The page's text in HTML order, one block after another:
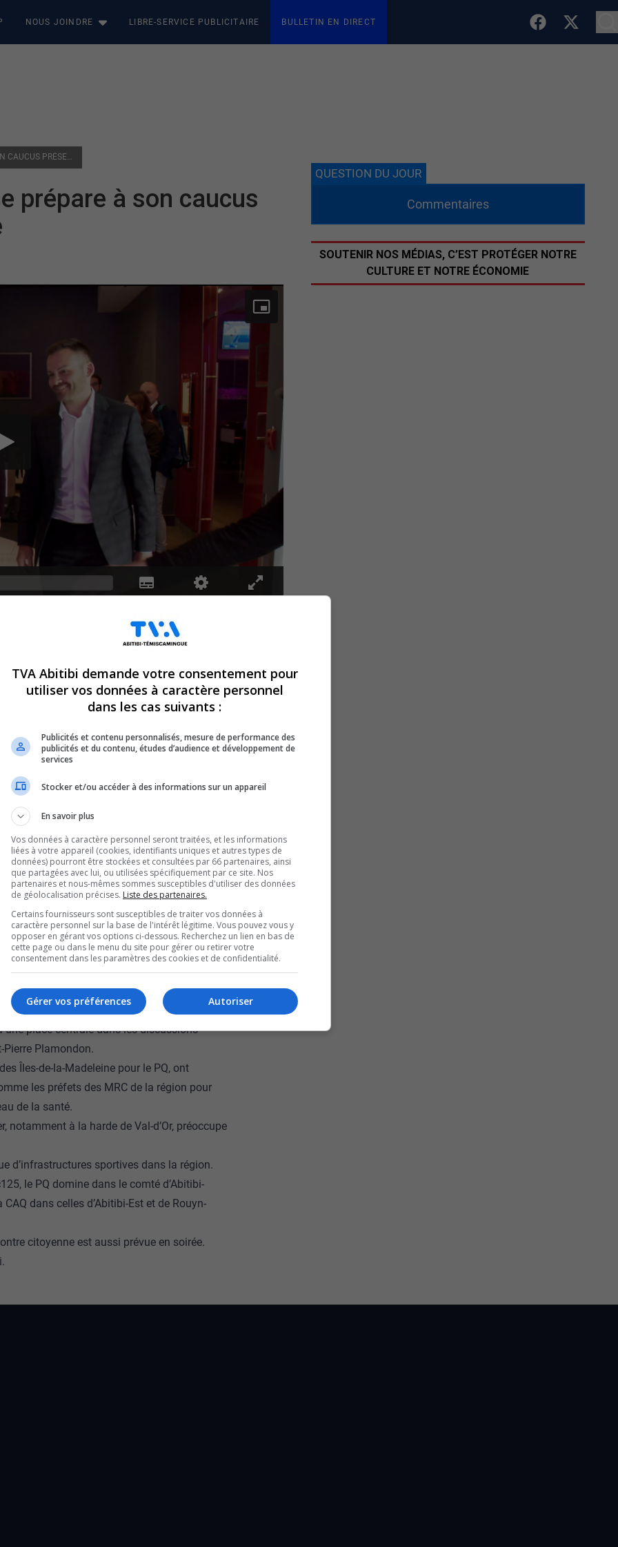
NOUS JOINDRE LIBRE-SERVICE PUBLICITAIRE BULLETIN EN DIRECT
ROUYN-NORANDA : LE PQ SE PRÉPARE À SON CAUCUS PRÉSESSIONNEL D’AUTOMNE
prépare à son caucus
de s’arrêter à Rouyn-
caucus de
session
une place centrale dans les discussions
Plamondon.
Îles-de-la-Madeleine pour le PQ, ont
les préfets des MRC de la région pour
de la santé.
à la harde de Val-d’Or, préoccupe
d’infrastructures sportives dans la région.
le PQ domine dans le comté d’Abitibi-
dans celles d’Abitibi-Est et de Rouyn-
citoyenne est aussi prévue en soirée.
QUESTION DU JOUR
Commentaires
SOUTENIR NOS MÉDIAS, C’EST PROTÉGER NOTRE
CULTURE ET NOTRE ÉCONOMIE
TVA Abitibi demande votre consentement pour
utiliser vos données à caractère personnel
dans les cas suivants :
Publicités et contenu personnalisés, mesure de performance des
publicités et du contenu, études d’audience et développement de
services
Stocker et/ou accéder à des informations sur un appareil
En savoir plus
Vos données à caractère personnel seront traitées, et les informations
liées à votre appareil (cookies, identifiants uniques et autres types de
données) pourront être stockées et consultées par 66 partenaires, ainsi
que partagées avec lui, ou utilisées spécifiquement par ce site. Nos
partenaires et nous-mêmes sommes susceptibles d'utiliser des données
de géolocalisation précises. Liste des partenaires.
Certains fournisseurs sont susceptibles de traiter vos données à
caractère personnel sur la base de l'intérêt légitime. Vous pouvez vous y
opposer en gérant vos options ci-dessous. Recherchez un lien en bas de
cette page ou dans le menu du site pour gérer ou retirer votre
consentement dans les paramètres des cookies et de confidentialité.
Autoriser
Gérer vos préférences